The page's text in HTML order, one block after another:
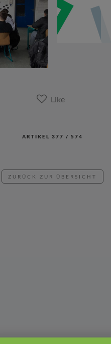
ARTIKEL377 / 574
ZURÜCK ZUR ÜBERSICHT